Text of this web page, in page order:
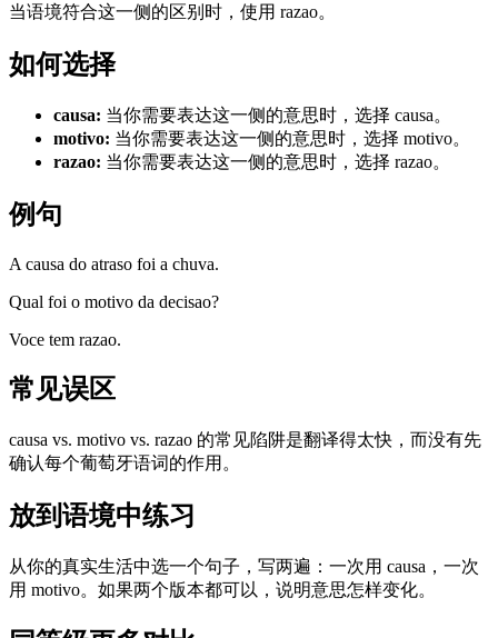
当语境符合这一侧的区别时，使用 razao。
如何选择
causa: 当你需要表达这一侧的意思时，选择 causa。
motivo: 当你需要表达这一侧的意思时，选择 motivo。
razao: 当你需要表达这一侧的意思时，选择 razao。
例句
A causa do atraso foi a chuva.
Qual foi o motivo da decisao?
Voce tem razao.
常见误区
causa vs. motivo vs. razao 的常见陷阱是翻译得太快，而没有先
确认每个葡萄牙语词的作用。
放到语境中练习
从你的真实生活中选一个句子，写两遍：一次用 causa，一次
用 motivo。如果两个版本都可以，说明意思怎样变化。